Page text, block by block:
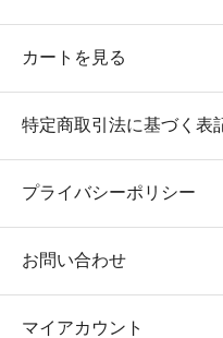
カートを見る
特定商取引法に基づく表
プライバシーポリシー
お問い合わせ
マイアカウント